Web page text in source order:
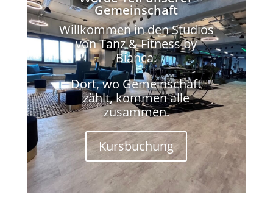
Gemeinschaft
Willkommen in den Studios
von Tanz & Fitness by
Bianca.
Dort, wo Gemeinschaft
zählt, kommen alle
zusammen.
Kursbuchung